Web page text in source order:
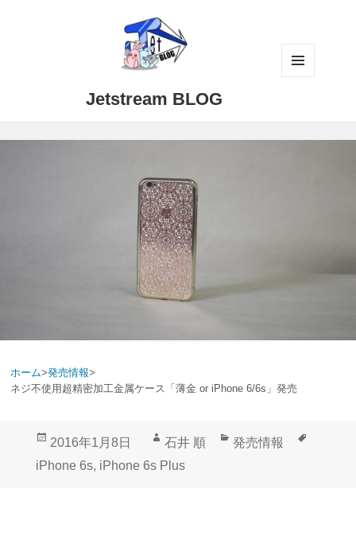
Jetstream BLOG
ホーム>発売情報>
ネジ不使用超精密加工金属ケース「薄金 or iPhone 6/6s」発売
投
稿
2016年1月8日
作
成
石井 順
カ
発売情報
iPhone 6s, iPhone 6s Plus